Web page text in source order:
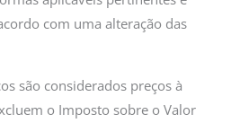
com uma alteração das
são considerados preços à
o Imposto sobre o Valor